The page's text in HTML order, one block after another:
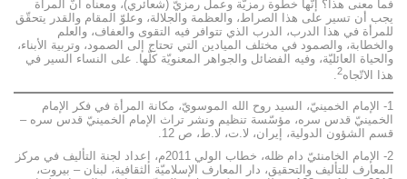
فما معنى هذا؟ إنّها خطوة رمزيّة وعمل رمزيّ (شعائري)، ومعناه أنّ المرأة
يجب أن تسير على هذا الصراط، والعظمة والجلالة، وعلوّ المقام والقدر يتحقّق
للمرأة في هذا الدرب، الدرب الذي تتوافر فيه التقوى والعفاف، والعلم
والخطابة، والصمود في مختلف الميادين التي تحتاج إلى الصمود، وتربية الأبناء،
والحياة العائليّة، وفيه الفضائل والجواهر المعنويّة كلّها. على النساء السير في
هذا الاتّجاه2
.
1- الإمام الخمينيّ، السيد روح الله الموسويّ، مكانة المرأة في فكر الإمام
الخمينيّ قدس سره، مؤسّسة تنظيم ونشر تراث الإمام الخمينيّ قدس سره –
قسم الشؤون الدولية، إيران، لا.ت، لا.ط، ص 12.
2- الإمام الخامنئيّ دام ظله، خطاب الولي 2011م، إعداد لجنة التأليف في مركز
المعارف للتأليف والتحقيق، دار المعارف الإسلاميّة الثقافية، لبنان – بيروت،